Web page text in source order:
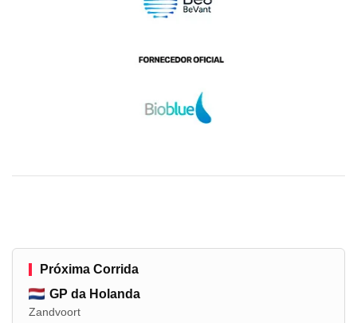
Próxima Corrida
GP da Holanda
Zandvoort